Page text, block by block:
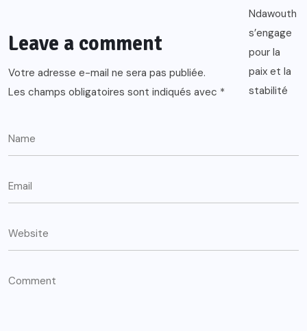
Leave a comment
Votre adresse e-mail ne sera pas publiée.
Les champs obligatoires sont indiqués avec *